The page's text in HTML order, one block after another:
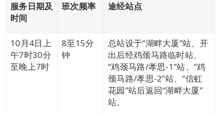
服务日期及
时间
班次频率 途经站点
10月4日上
午7时30分
至晚上7时
8至15分
钟
总站设于“湖畔大厦”站、开
出后经鸡颈马路临时站、
“鸡颈马路/孝思-1”站、“鸡
颈马路/孝思-2”站、“信虹
花园”站后返回“湖畔大厦”
站。